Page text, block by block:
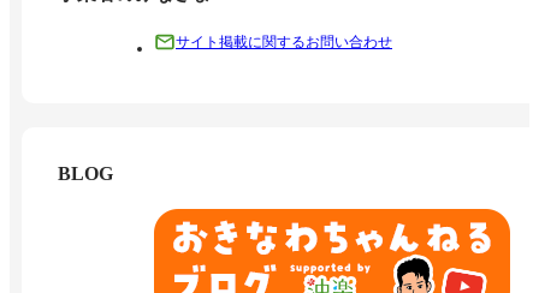
サイト掲載に関するお問い合わせ
BLOG